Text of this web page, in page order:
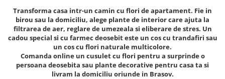
Transforma casa intr-un camin cu flori de apartament. Fie in
birou sau la domiciliu, alege plante de interior care ajuta la
filtrarea de aer, reglare de umezeala si eliberare de stres. Un
cadou special si cu farmec deosebit este un cos cu trandafiri sau
un cos cu flori naturale multicolore.
Comanda online un cusulet cu flori pentru a surprinde o
persoana deosebita sau plante decorative pentru casa ta si
livram la domiciliu oriunde in Brasov.